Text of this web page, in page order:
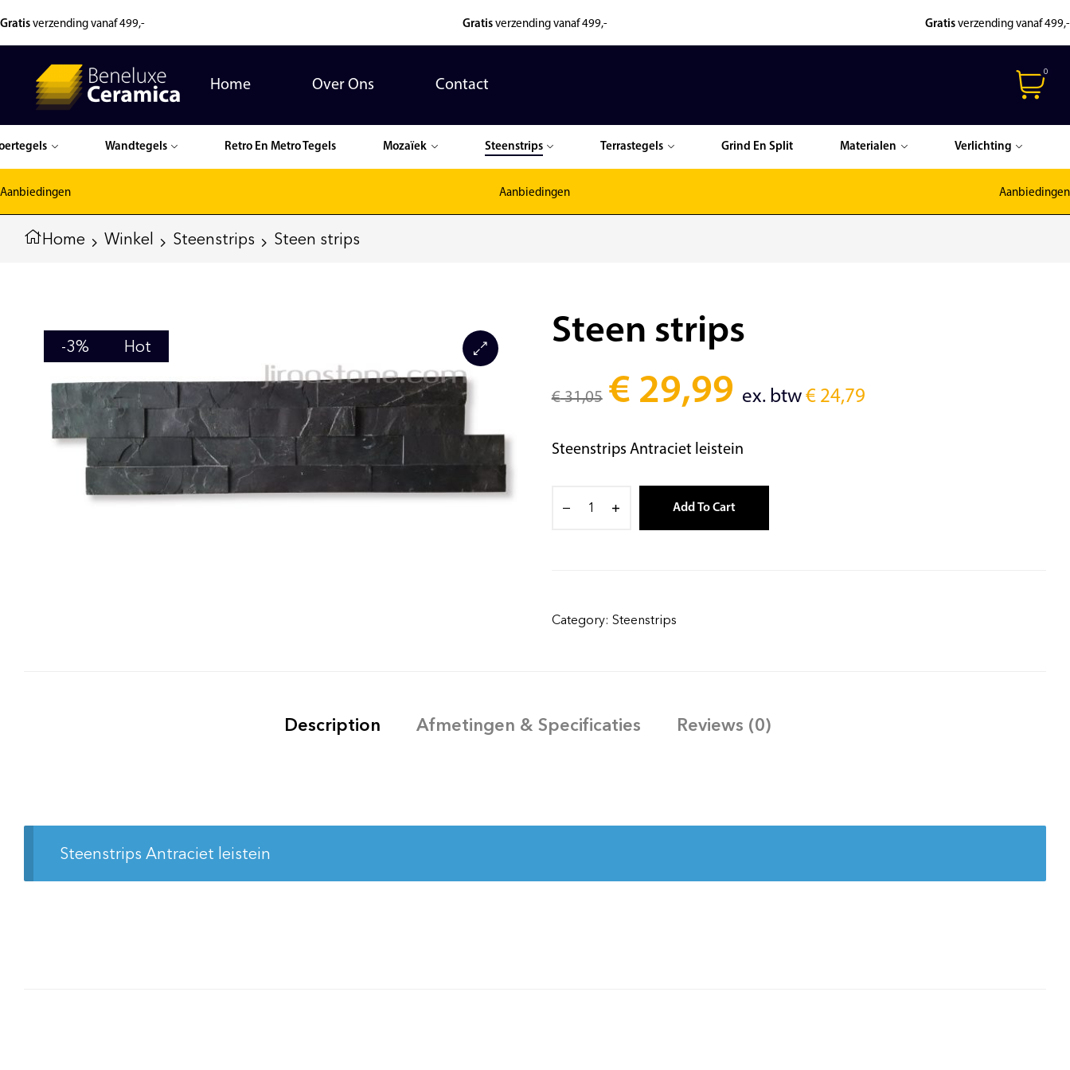
Gratis verzending vanaf 499,- Gratis verzending vanaf 499,- Gratis verzending vanaf 499,-
Home Over Ons Contact
0
Wandtegels Retro En Metro Tegels Mozaïek Steenstrips Terrastegels Grind En Split Materialen Verlichting
Aanbiedingen Aanbiedingen Aanbiedingen
Home Winkel Steenstrips Steen strips
-3% Hot Steen strips
€31,05 € 29,99 ex. btw €24,79
Steenstrips Antraciet leistein
Add To Cart
Category: Steenstrips
Description Afmetingen & Specificaties Reviews (0)
Steenstrips Antraciet leistein